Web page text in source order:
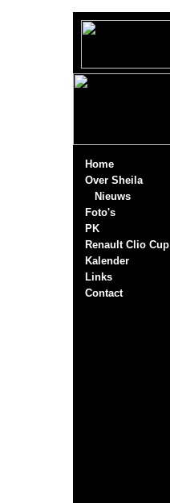
Home
Over Sheila
Nieuws
Foto's
PK
Renault Clio Cup
Kalender
Links
Contact